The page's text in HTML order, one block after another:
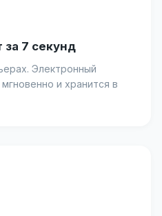
7 секунд
Электронный
и хранится в